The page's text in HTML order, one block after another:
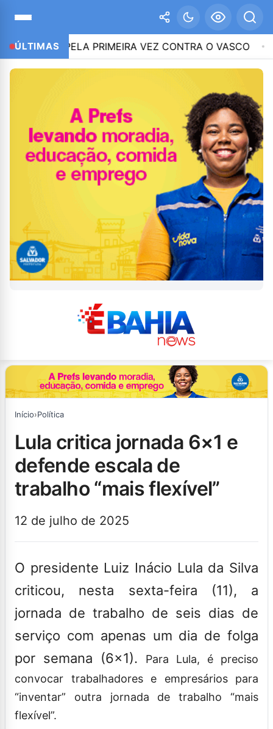
ÚLTIMAS
PELA PRIMEIRA VEZ CONTRA O VASCO 12:51CNC:
Início›Política
lula critica jornada 6×1 e
defende escala de
trabalho “mais flexível”
12 de julho de 2025
O presidente Luiz Inácio Lula da Silva
criticou, nesta sexta-feira (11), a
jornada de trabalho de seis dias de
serviço com apenas um dia de folga
por semana (6×1). Para Lula, é preciso
convocar trabalhadores e empresários para
“inventar” outra jornada de trabalho “mais
flexível”.